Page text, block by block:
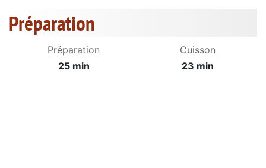
Préparation
Préparation
25 min
Cuisson
23 min